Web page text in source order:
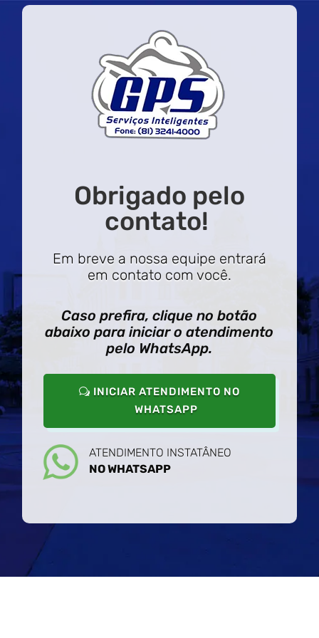
Obrigado pelo
contato!
Em breve a nossa equipe entrará
em contato com você.
Caso prefira, clique no botão
abaixo para iniciar o atendimento
pelo WhatsApp.
INICIAR ATENDIMENTO NO
WHATSAPP
ATENDIMENTO INSTATÂNEO
NO WHATSAPP